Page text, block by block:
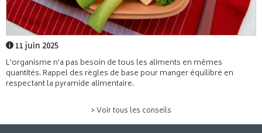
11 juin 2025
L'organisme n'a pas besoin de tous les aliments en mêmes
quantités. Rappel des règles de base pour manger équilibré en
respectant la pyramide alimentaire.
> Voir tous les conseils